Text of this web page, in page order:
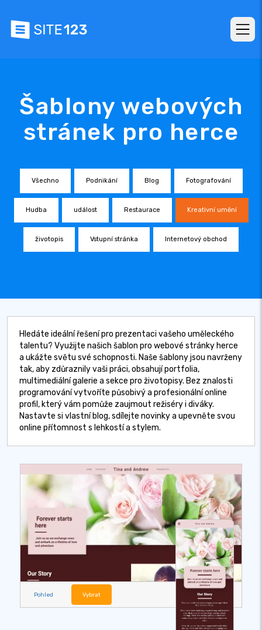
Šablony webových
stránek pro herce
Všechno Podnikání Blog Fotografování
Hudba událost Restaurace Kreativní umění
životopis Vstupní stránka Internetový obchod
Hledáte ideální řešení pro prezentaci vašeho uměleckého
talentu? Využijte našich šablon pro webové stránky herce
a ukážte světu své schopnosti. Naše šablony jsou navrženy
tak, aby zdůraznily vaši práci, obsahují portfolia,
multimediální galerie a sekce pro životopisy. Bez znalosti
programování vytvoříte působivý a profesionální online
profil, který vám pomůže zaujmout režiséry i diváky.
Nastavte si vlastní blog, sdílejte novinky a upevněte svou
online přítomnost s lehkostí a stylem.
Pohled Vybrat